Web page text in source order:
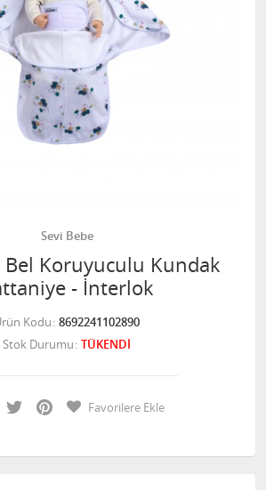
Sevi Bebe
Bel Koruyuculu Kundak
- İnterlok
Kodu 8692241102890
Stok Durumu TÜKENDİ
Facebook
Twitter PinterestFavorilere Ekle